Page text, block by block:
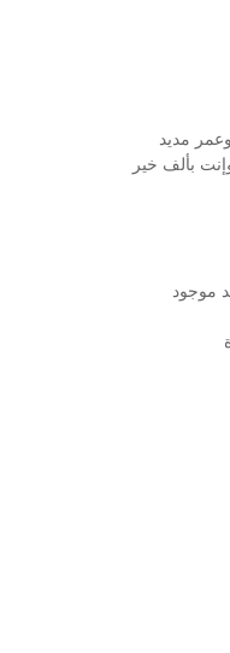
مديد
بألف خير
موجود